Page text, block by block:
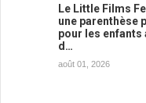
Le Little Films
une parenthèse
pour les enfants
d…
août 01, 2026